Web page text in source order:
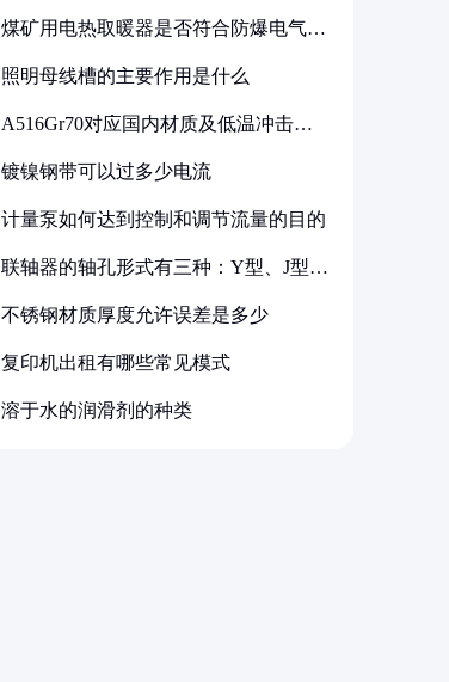
煤矿用电热取暖器是否符合防爆电气设
照明母线槽的主要作用是什么
A516Gr70对应国内材质及低温冲击要
镀镍钢带可以过多少电流
计量泵如何达到控制和调节流量的目的
联轴器的轴孔形式有三种：Y型、J型、
不锈钢材质厚度允许误差是多少
复印机出租有哪些常见模式
溶于水的润滑剂的种类